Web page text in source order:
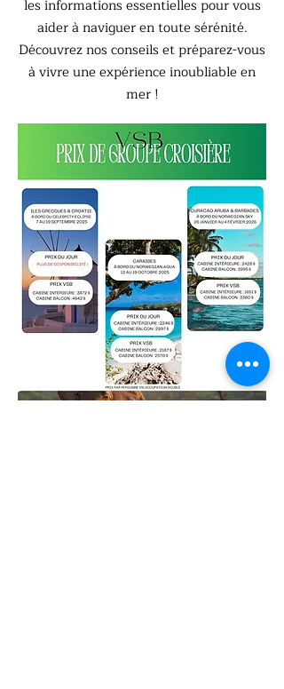
les informations essentielles pour vous
aider à naviguer en toute sérénité.
Découvrez nos conseils et préparez-vous
à vivre une expérience inoubliable en
mer !